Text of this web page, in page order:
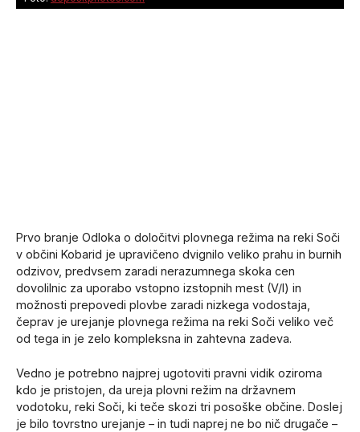
Prvo branje Odloka o določitvi plovnega režima na reki Soči
v občini Kobarid je upravičeno dvignilo veliko prahu in burnih
odzivov, predvsem zaradi nerazumnega skoka cen
dovolilnic za uporabo vstopno izstopnih mest (V/I) in
možnosti prepovedi plovbe zaradi nizkega vodostaja,
čeprav je urejanje plovnega režima na reki Soči veliko več
od tega in je zelo kompleksna in zahtevna zadeva.
Vedno je potrebno najprej ugotoviti pravni vidik oziroma
kdo je pristojen, da ureja plovni režim na državnem
vodotoku, reki Soči, ki teče skozi tri posoške občine. Doslej
je bilo tovrstno urejanje – in tudi naprej ne bo nič drugače –